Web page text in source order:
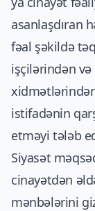
asanlaşdıran
fəal şəkildə
işçilərindən
istifadənin
etməyi tələb
Siyasət
cinayətdən
mənbələrini